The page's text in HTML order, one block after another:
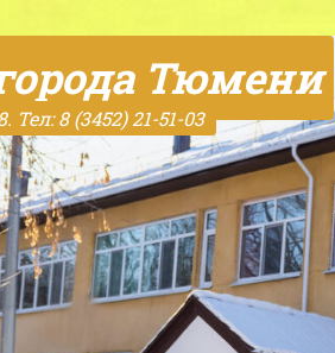
Тюмени
8 (3452) 21-51-03